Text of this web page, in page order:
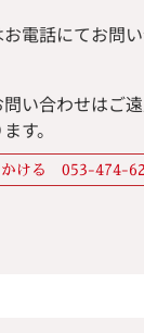
電話にてお問い
い合わせはご遠
す。
かける 053-474-